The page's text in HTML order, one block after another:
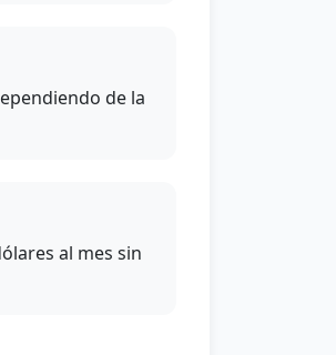
de la
al mes sin